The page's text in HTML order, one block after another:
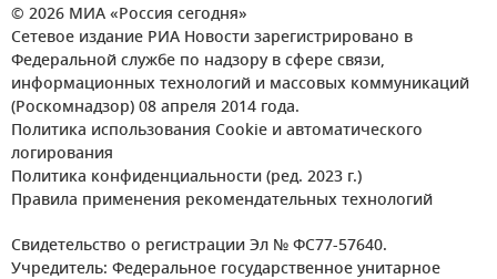
© 2026 МИА «Россия сегодня»
Сетевое издание РИА Новости зарегистрировано в
Федеральной службе по надзору в сфере связи,
информационных технологий и массовых коммуникаций
(Роскомнадзор) 08 апреля 2014 года.
Политика использования Cookie и автоматического
логирования
Политика конфиденциальности (ред. 2023 г.)
Правила применения рекомендательных технологий
Свидетельство о регистрации Эл № ФС77-57640.
Учредитель: Федеральное государственное унитарное